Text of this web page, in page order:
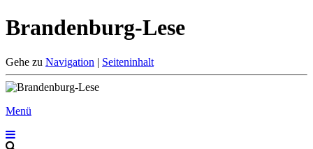
Brandenburg-Lese
Gehe zu Navigation | Seiteninhalt
Menü